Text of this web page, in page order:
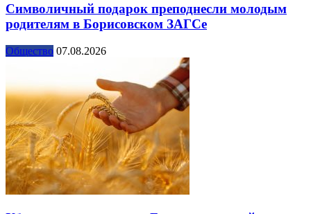
Символичный подарок преподнесли молодым
родителям в Борисовском ЗАГСе
Общество 07.08.2026